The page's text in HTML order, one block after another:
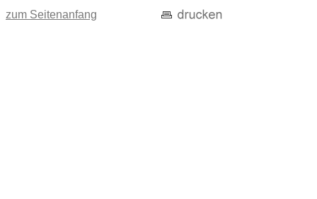
zum Seitenanfang